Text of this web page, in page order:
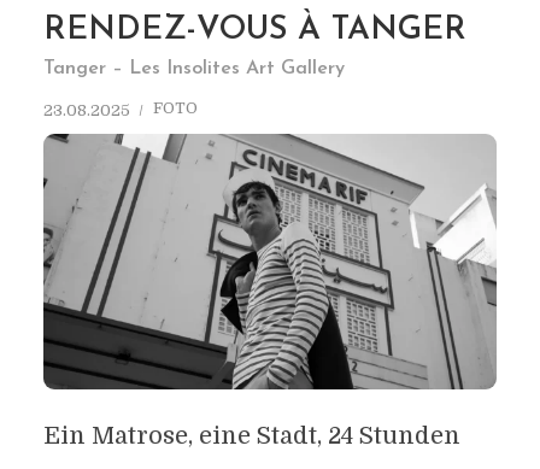
RENDEZ-VOUS À TANGER
Tanger – Les Insolites Art Gallery
23.08.2025 FOTO
Ein Matrose, eine Stadt, 24 Stunden